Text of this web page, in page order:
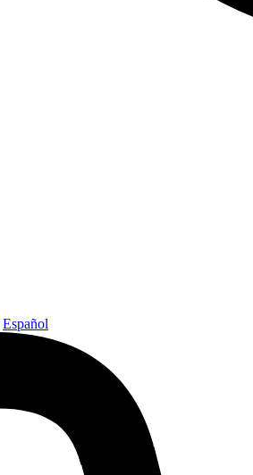
Español